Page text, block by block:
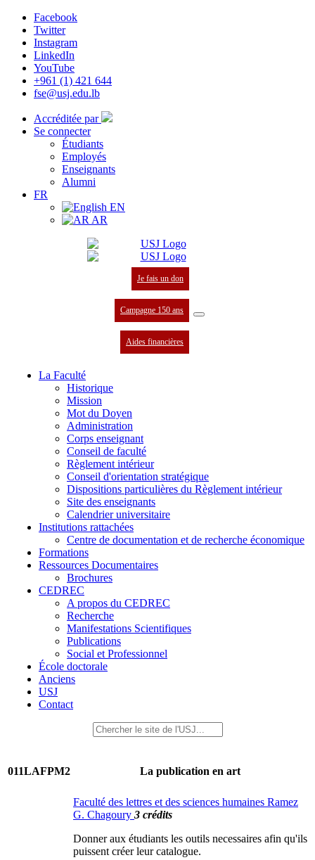
Facebook
Twitter
Instagram
LinkedIn
YouTube
+961 (1) 421 644
fse@usj.edu.lb
Accréditée par
Se connecter
Étudiants
Employés
Enseignants
Alumni
FR
EN
AR
Je fais un don
Campagne 150 ans
Aides financières
La Faculté
Historique
Mission
Mot du Doyen
Administration
Corps enseignant
Conseil de faculté
Règlement intérieur
Conseil d'orientation stratégique
Dispositions particulières du Règlement intérieur
Site des enseignants
Calendrier universitaire
Institutions rattachées
Centre de documentation et de recherche économique
Formations
Ressources Documentaires
Brochures
CEDREC
A propos du CEDREC
Recherche
Manifestations Scientifiques
Publications
Social et Professionnel
École doctorale
Anciens
USJ
Contact
011LAFPM2 La publication en art
Faculté des lettres et des sciences humaines Ramez
G. Chagoury 3 crédits
Donner aux étudiants les outils necessaires afin qu'ils
puissent créer leur catalogue.